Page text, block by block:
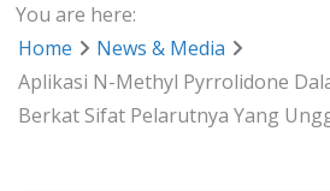
You are here:
Home
News & Media
Aplikasi N-Methyl Pyrrolidone
Berkat Sifat Pelarutnya Yang